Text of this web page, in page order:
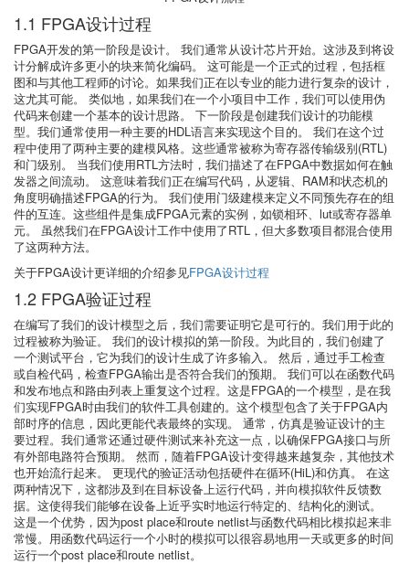
1.1 FPGA设计过程
FPGA开发的第一阶段是设计。 我们通常从设计芯片开始。这涉及到将设
计分解成许多更小的块来简化编码。 这可能是一个正式的过程，包括框
图和与其他工程师的讨论。如果我们正在以专业的能力进行复杂的设计，
这尤其可能。 类似地，如果我们在一个小项目中工作，我们可以使用伪
代码来创建一个基本的设计思路。 下一阶段是创建我们设计的功能模
型。我们通常使用一种主要的HDL语言来实现这个目的。 我们在这个过
程中使用了两种主要的建模风格。这些通常被称为寄存器传输级别(RTL)
和门级别。 当我们使用RTL方法时，我们描述了在FPGA中数据如何在触
发器之间流动。 这意味着我们正在编写代码，从逻辑、RAM和状态机的
角度明确描述FPGA的行为。 我们使用门级建模来定义不同预先存在的组
件的互连。这些组件是集成FPGA元素的实例，如锁相环、lut或寄存器单
元。 虽然我们在FPGA设计工作中使用了RTL，但大多数项目都混合使用
了这两种方法。
关于FPGA设计更详细的介绍参见FPGA设计过程
1.2 FPGA验证过程
在编写了我们的设计模型之后，我们需要证明它是可行的。我们用于此的
过程被称为验证。 我们的设计模拟的第一阶段。为此目的，我们创建了
一个测试平台，它为我们的设计生成了许多输入。 然后，通过手工检查
或自检代码，检查FPGA输出是否符合我们的预期。 我们可以在函数代码
和发布地点和路由列表上重复这个过程。这是FPGA的一个模型，是在我
们实现FPGA时由我们的软件工具创建的。这个模型包含了关于FPGA内
部时序的信息，因此更能代表最终的实现。 通常，仿真是验证设计的主
要过程。我们通常还通过硬件测试来补充这一点，以确保FPGA接口与所
有外部电路符合预期。 然而，随着FPGA设计变得越来越复杂，其他技术
也开始流行起来。 更现代的验证活动包括硬件在循环(HiL)和仿真。 在这
两种情况下，这都涉及到在目标设备上运行代码，并向模拟软件反馈数
据。这使得我们能够在设备上近乎实时地运行特定的、结构化的测试。
这是一个优势，因为post place和route netlist与函数代码相比模拟起来非
常慢。用函数代码运行一个小时的模拟可以很容易地用一天或更多的时间
运行一个post place和route netlist。